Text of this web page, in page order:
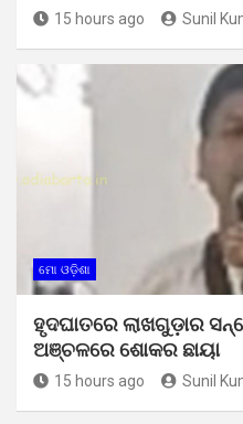
15 hours ago Sunil
ମୋ ଓଡ଼ିଶା
ହୃଦଘାତରେ ଲାଖଗୁଡ଼ାର
ଅଞ୍ଚଳରେ ଶୋକର ଛାୟା
15 hours ago Sunil